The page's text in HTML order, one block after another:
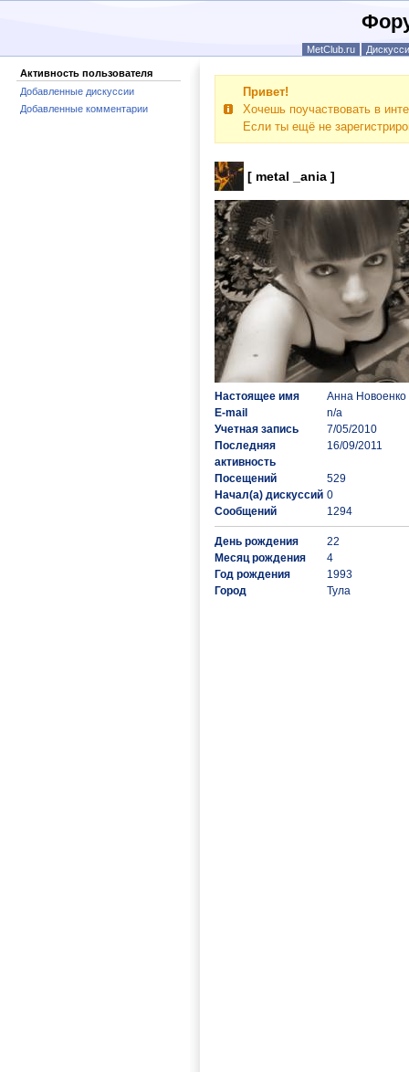
MetClub.ru
Активность пользователя
Добавленные дискуссии
Добавленные комментарии
Привет!
Хочешь поучаствовать в
Если ты ещё не
[ metal _ania ]
Настоящее имя
Анна Новоенко
E-mail
n/a
Учетная запись
7/05/2010
Последняя
активность
16/09/2011
Посещений
529
Начал(а) дискуссий 0
Сообщений
1294
День рождения
22
Месяц рождения
4
Год рождения
1993
Город
Тула